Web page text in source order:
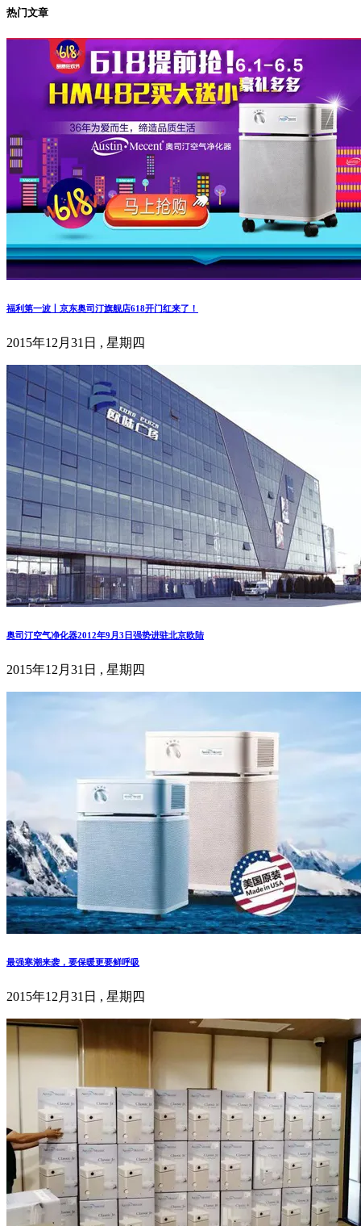
热门文章
福利第一波丨京东奥司汀旗舰店618开门红来了！
2015年12月31日 , 星期四
奥司汀空气净化器2012年9月3日强势进驻北京欧陆
2015年12月31日 , 星期四
最强寒潮来袭，要保暖更要鲜呼吸
2015年12月31日 , 星期四